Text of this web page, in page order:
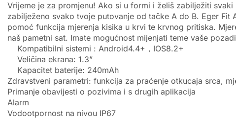
Vrijeme je za promjenu! Ako si u formi i želiš zabilježiti
zabilježeno svako tvoje putovanje od tačke A do B. Eger
pomoć funkcija mjerenja kisika u krvi te krvnog pritiska.
naš pametni sat. Imate mogućnost mijenjati teme vaše
Kompatibilni sistemi : Android4.4+，IOS8.2+
Veličina ekrana: 1.3”
Kapacitet baterije: 240mAh
Zdravstveni parametri: funkcija za praćenje otkucaja srca,
Primanje obavijesti o pozivima i s drugih aplikacija
Alarm
Vodootpornost na nivou IP67